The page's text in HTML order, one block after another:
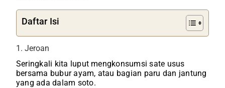
Daftar Isi
1. Jeroan
Seringkali kita luput mengkonsumsi sate usus
bersama bubur ayam, atau bagian paru dan jantung
yang ada dalam soto.